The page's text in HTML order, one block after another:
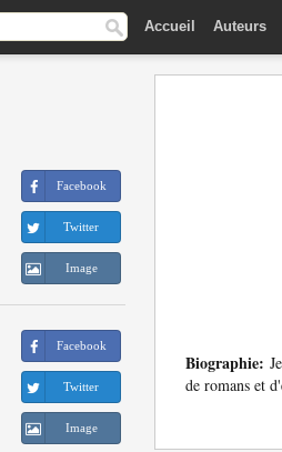
Accueil Auteurs
Facebook
Twitter
Image
Facebook
Twitter
Image
Biographie:
de romans et